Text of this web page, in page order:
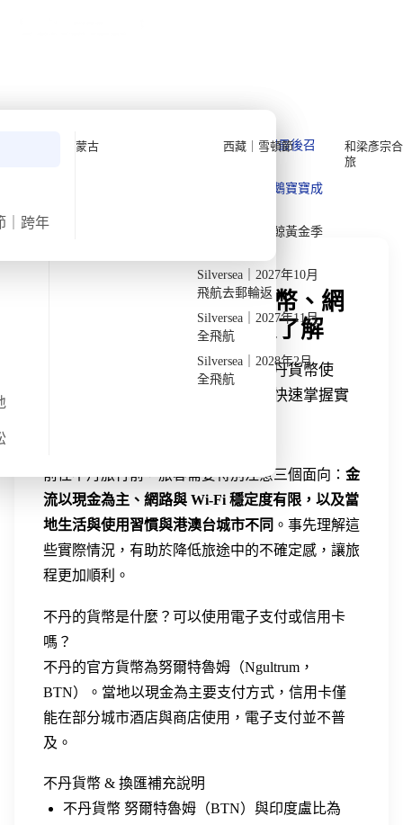
Quark 極地探險先鋒
Quark｜11月初最後召
Quark｜1月企鵝寶寶成
Quark｜3月觀鯨黃金季
Silversea｜2027年10月
飛航去郵輪返
Silversea｜2027年11月
全飛航
Silversea｜2028年2月
全飛航
和梁彥宗
旅
｜跨年
蒙古 西藏｜雪頓節
首頁 深度閱讀 不丹
深度閱讀
不丹旅遊行前須知 : 貨幣、網
路與當地生活方式一次了解
去不丹前要知道什麼？本篇整理不丹貨幣使
用、網路穩定度與日常生活習慣，快速掌握實
前往不丹旅行前，旅客需要特別注意三個面向： 金
流以現金為主、網路與 Wi-Fi 穩定度有限，以及當
地生活與使用習慣與港澳台城市不同 。事先理解這
些實際情況，有助於降低旅途中的不確定感，讓旅
程更加順利。
不丹的貨幣是什麼？可以使用電子支付或信用卡
嗎？
不丹的官方貨幣為努爾特魯姆（Ngultrum，
BTN）。當地以現金為主要支付方式，信用卡僅
能在部分城市酒店與商店使用，電子支付並不普
及。
不丹貨幣 & 換匯補充說明
不丹貨幣 努爾特魯姆（BTN）與印度盧比為